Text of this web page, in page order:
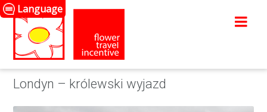
Londyn – królewski wyjazd
Language